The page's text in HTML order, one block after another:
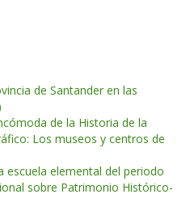
de Santander en las
de la Historia de la
Los museos y centros de
escuela elemental del periodo
sobre Patrimonio Histórico-